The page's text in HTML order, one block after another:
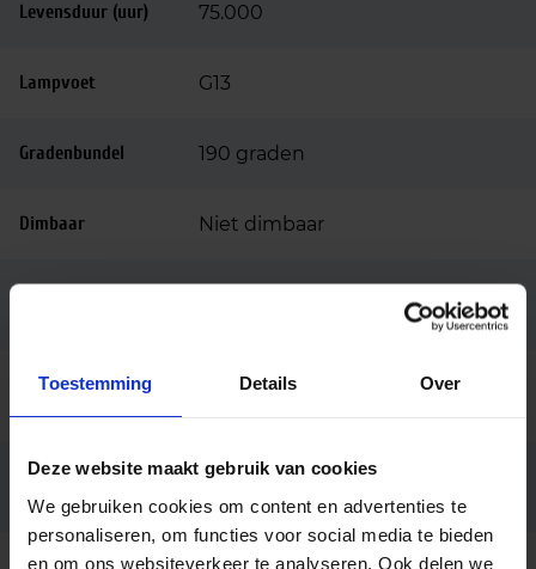
Toestemming Details Over
Deze website maakt gebruik van cookies
We gebruiken cookies om content en advertenties te
personaliseren, om functies voor social media te bieden
en om ons websiteverkeer te analyseren. Ook delen we
Levensduur (uur) 75.000
Lampvoet G13
Gradenbundel 190 graden
Dimbaar Niet dimbaar
Voorschakelappar
Conventioneel (EM)
Inclusief led
starter
Ja